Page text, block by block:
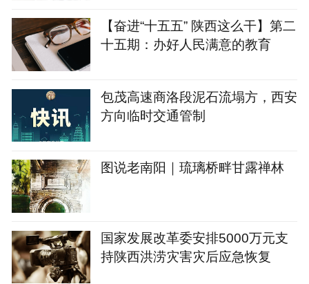
【奋进“十五五” 陕西这么干】第二
十五期：办好人民满意的教育
包茂高速商洛段泥石流塌方，西安
方向临时交通管制
图说老南阳｜琉璃桥畔甘露禅林
国家发展改革委安排5000万元支
持陕西洪涝灾害灾后应急恢复